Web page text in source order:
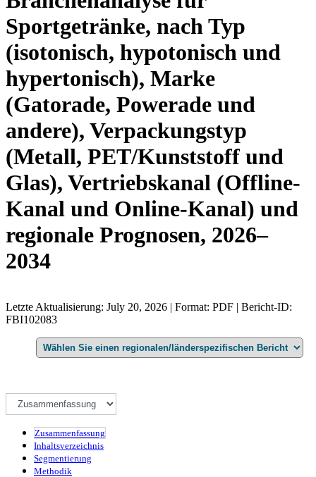
Sportgetränke, nach Typ
(isotonisch, hypotonisch und
hypertonisch), Marke
(Gatorade, Powerade und
andere), Verpackungstyp
(Metall, PET/Kunststoff und
Glas), Vertriebskanal (Offline-
Kanal und Online-Kanal) und
regionale Prognosen, 2026–
2034
Letzte Aktualisierung: July 20, 2026 | Format: PDF | Bericht-ID:
FBI102083
Zusammenfassung
Inhaltsverzeichnis
Segmentierung
Methodik